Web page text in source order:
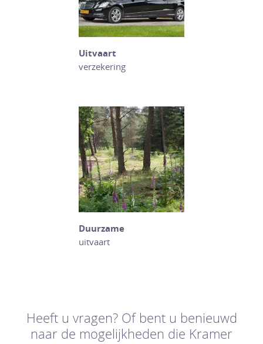
Uitvaart
verzekering
Duurzame
uitvaart
Heeft u vragen? Of bent u benieuwd
naar de mogelijkheden die Kramer